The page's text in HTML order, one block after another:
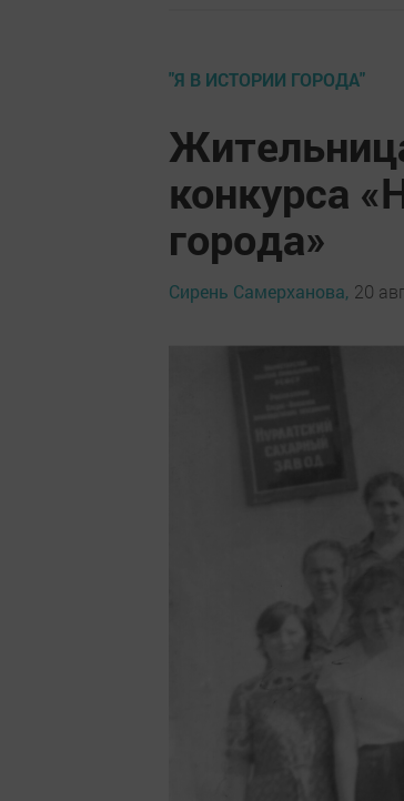
"Я В ИСТОРИИ ГОРОДА"
конкурса
города»
Сирень Самерханова, 20